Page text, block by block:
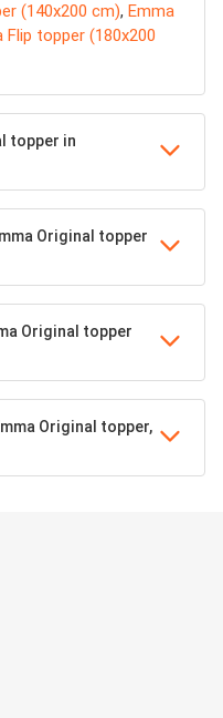
(140x200 cm), Emma
Flip topper (180x200
topper in
Original topper
Original topper
Original topper,